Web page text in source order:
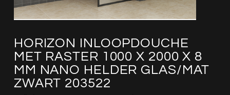
HORIZON INLOOPDOUCHE
MET RASTER 1000 X 2000 X 8
MM NANO HELDER GLAS/MAT
ZWART 203522